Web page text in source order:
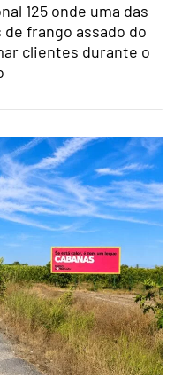
125 onde uma das
frango assado do
clientes durante o